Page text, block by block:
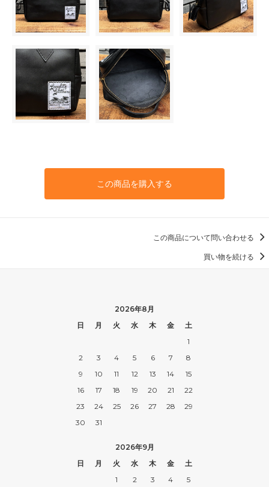
この商品を購入する
この商品について問い合わせる
買い物を続ける
2026年8月
日
月 火 水 木 金
土
1
2
3 4 5 6 7
8
9
10 11 12 13 14
15
16
17 18 19 20 21
22
23
24 25 26 27 28
29
30
31
2026年9月
日
月 火 水 木 金
土
1
2 3 4
5